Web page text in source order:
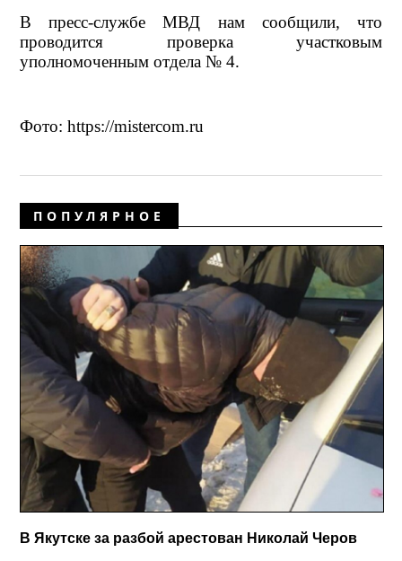
В пресс-службе МВД нам сообщили, что
проводится проверка участковым
уполномоченным отдела № 4.
Фото: https://mistercom.ru
ПОПУЛЯРНОЕ
В Якутске за разбой арестован Николай Черов